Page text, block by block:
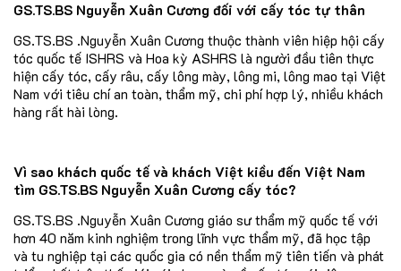
GS.TS.BS Nguyễn Xuân Cương đối với cấy tóc tự thân
GS.TS.BS .Nguyễn Xuân Cương thuộc thành viên hiệp hội cấy
tóc quốc tế ISHRS và Hoa kỳ ASHRS là người đầu tiên thực
hiện cấy tóc, cấy râu, cấy lông mày, lông mi, lông mao tại Việt
Nam với tiêu chí an toàn, thẩm mỹ, chi phí hợp lý, nhiều khách
hàng rất hài lòng.
Vì sao khách quốc tế và khách Việt kiều đến Việt Nam
tìm GS.TS.BS Nguyễn Xuân Cương cấy tóc?
GS.TS.BS .Nguyễn Xuân Cương giáo sư thẩm mỹ quốc tế với
hơn 40 năm kinh nghiệm trong lĩnh vực thẩm mỹ, đã học tập
và tu nghiệp tại các quốc gia có nền thẩm mỹ tiên tiến và phát